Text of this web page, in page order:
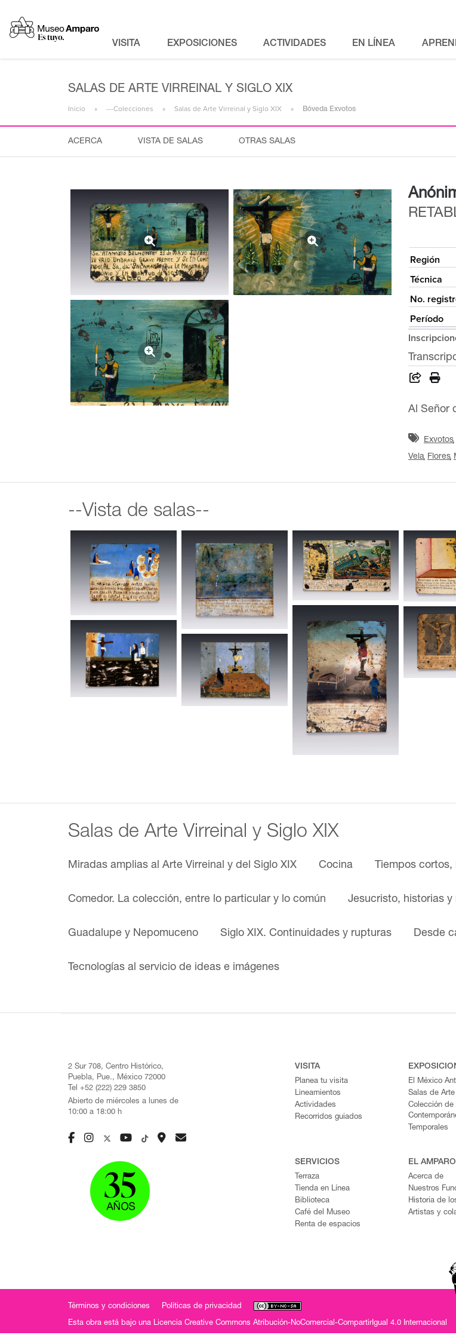
VISITA EXPOSICIONES ACTIVIDADES EN LÍNEA
SALAS DE ARTE VIRREINAL Y SIGLO XIX
Inicio ---Colecciones Salas de Arte Virreinal y Siglo XIX Bóveda Exvotos
ACERCA VISTA DE SALAS OTRAS SALAS
Región
Técnica
No.
Período
Al Señor
Exvotos
Vela Flores
--Vista de salas--
Salas de Arte Virreinal y Siglo XIX
Miradas amplias al Arte Virreinal y del Siglo XIX Cocina Tiempos
Comedor. La colección, entre lo particular y lo común Jesucristo, historias
Guadalupe y Nepomuceno Siglo XIX. Continuidades y rupturas Desde
Tecnologías al servicio de ideas e imágenes
2 Sur 708, Centro Histórico,
Puebla, Pue., México 72000
Tel +52 (222) 229 3850
Abierto de miércoles a lunes de
10:00 a 18:00 h
VISITA
Planea tu visita
Lineamientos
Actividades
Recorridos guiados
El México
Salas de Arte
Colección de
Temporales
SERVICIOS
Terraza
Tienda en Línea
Biblioteca
Café del Museo
Renta de espacios
EL AMPARO
Acerca de
Nuestros
Historia de
Artistas y
Términos y condiciones Políticas de privacidad
Esta obra está bajo una Licencia Creative Commons Atribución-NoComercial-CompartirIgual 4.0 Internacional